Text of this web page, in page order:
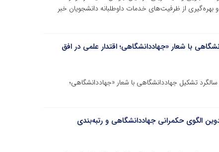
از ظرفیت‌های خدمات داوطلبانه دانشجویان خبر
با شعار «جهاددانشگاهی؛ اقتدار علمی در افق
تشکیل جهاددانشگاهی با شعار «جهاددانشگاهی؛
شد/ تأکید بر تدوین الگوی حکمرانی جهاددانشگاهی و رتبه‌بندی